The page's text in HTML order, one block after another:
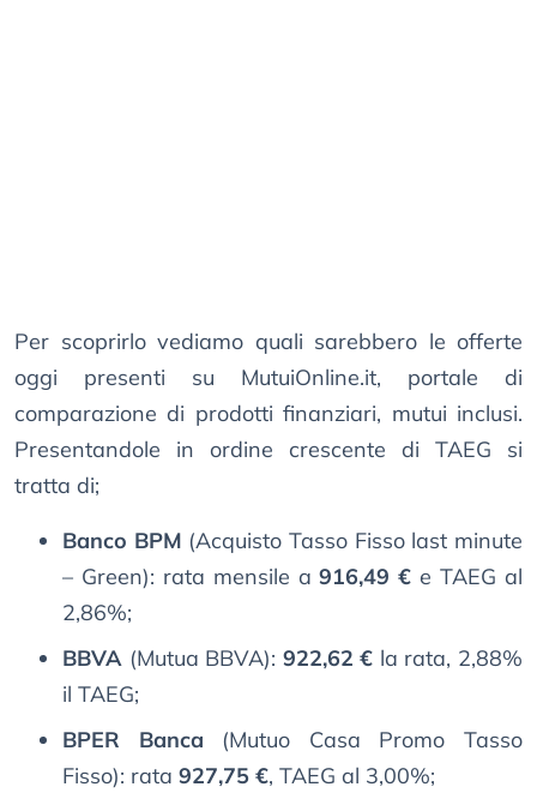
Per scoprirlo vediamo quali sarebbero le offerte
oggi presenti su MutuiOnline.it, portale di
comparazione di prodotti finanziari, mutui inclusi.
Presentandole in ordine crescente di TAEG si
tratta di;
Banco BPM (Acquisto Tasso Fisso last minute
– Green): rata mensile a916,49 € e TAEG al
2,86%;
BBVA (Mutua BBVA): 922,62 € la rata, 2,88%
il TAEG;
BPER Banca (Mutuo Casa Promo Tasso
Fisso): rata 927,75 €, TAEG al 3,00%;